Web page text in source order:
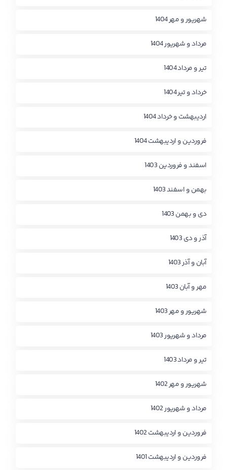
شهریور و مهر 1404
مرداد و شهریور 1404
تیر و مرداد 1404
خرداد و تیر 1404
اردیبهشت و خرداد 1404
فروردین و اردیبهشت 1404
اسفند و فروردین 1403
بهمن و اسفند 1403
دی و بهمن 1403
آذر و دی 1403
آبان و آذر 1403
مهر و آبان 1403
شهریور و مهر 1403
مرداد و شهریور 1403
تیر و مرداد 1403
شهریور و مهر 1402
مرداد و شهریور 1402
فروردین و اردیبهشت 1402
فروردین و اردیبهشت 1401